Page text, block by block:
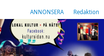
ANNONSERA Redaktion